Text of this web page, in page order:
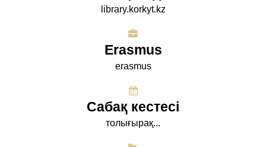
library.korkyt.kz
Erasmus
erasmus
Сабақ кестесі
толығырақ...